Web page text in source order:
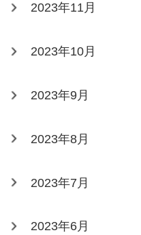
2023年11月
2023年10月
2023年9月
2023年8月
2023年7月
2023年6月